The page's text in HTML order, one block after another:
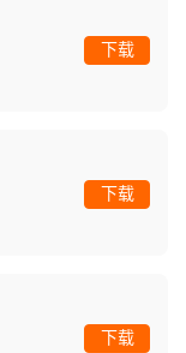
下载
下载
下载